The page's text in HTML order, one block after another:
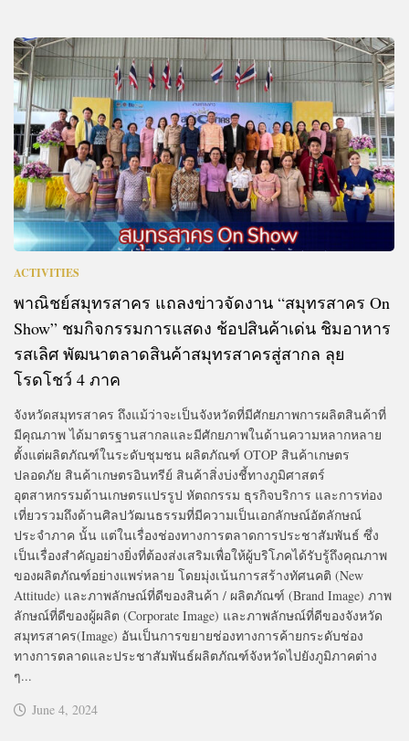
ACTIVITIES
พาณิชย์สมุทรสาคร แถลงข่าวจัดงาน “สมุทรสาคร On
Show” ชมกิจกรรมการแสดง ช้อปสินค้าเด่น ชิมอาหาร
รสเลิศ พัฒนาตลาดสินค้าสมุทรสาครสู่สากล ลุย
โรดโชว์ 4 ภาค
จังหวัดสมุทรสาคร ถึงแม้ว่าจะเป็นจังหวัดที่มีศักยภาพการผลิตสินค้าที่
มีคุณภาพ ได้มาตรฐานสากลและมีศักยภาพในด้านความหลากหลาย
ตั้งแต่ผลิตภัณฑ์ในระดับชุมชน ผลิตภัณฑ์ OTOP สินค้าเกษตร
ปลอดภัย สินค้าเกษตรอินทรีย์ สินค้าสิ่งบ่งชี้ทางภูมิศาสตร์
อุตสาหกรรมด้านเกษตรแปรรูป หัตถกรรม ธุรกิจบริการ และการท่อง
เที่ยวรวมถึงด้านศิลปวัฒนธรรมที่มีความเป็นเอกลักษณ์อัตลักษณ์
ประจำภาค นั้น แต่ในเรื่องช่องทางการตลาดการประชาสัมพันธ์ ซึ่ง
เป็นเรื่องสำคัญอย่างยิ่งที่ต้องส่งเสริมเพื่อให้ผู้บริโภคได้รับรู้ถึงคุณภาพ
ของผลิตภัณฑ์อย่างแพร่หลาย โดยมุ่งเน้นการสร้างทัศนคติ (New
Attitude) และภาพลักษณ์ที่ดีของสินค้า / ผลิตภัณฑ์ (Brand Image) ภาพ
ลักษณ์ที่ดีของผู้ผลิต (Corporate Image) และภาพลักษณ์ที่ดีของจังหวัด
สมุทรสาคร(Image) อันเป็นการขยายช่องทางการค้ายกระดับช่อง
ทางการตลาดและประชาสัมพันธ์ผลิตภัณฑ์จังหวัดไปยังภูมิภาคต่าง
ๆ...
June 4, 2024